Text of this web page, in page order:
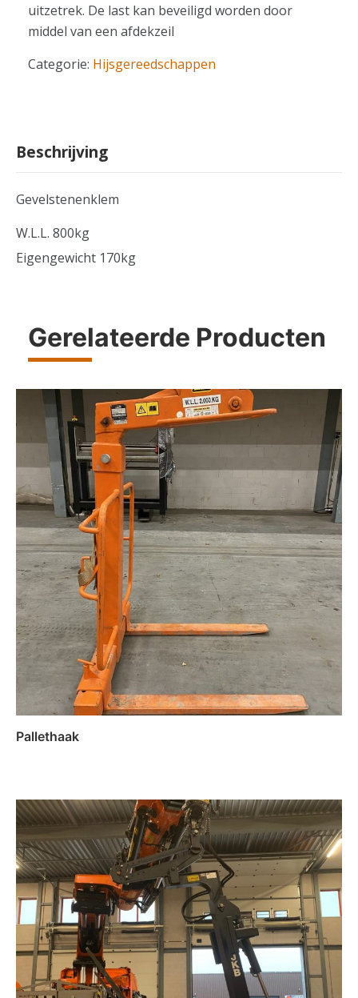
uitzetrek. De last kan beveiligd worden door
middel van een afdekzeil
Categorie: Hijsgereedschappen
Beschrijving
Gevelstenenklem
W.L.L. 800kg
Eigengewicht 170kg
Gerelateerde Producten
Pallethaak
Lees verder